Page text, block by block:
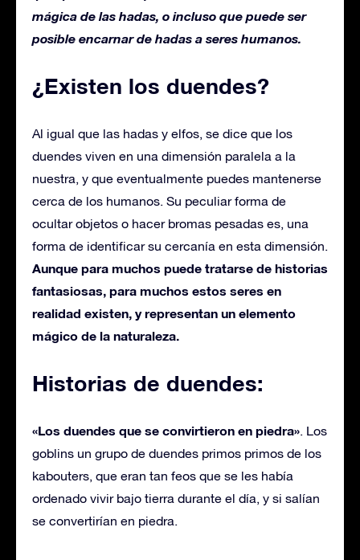
mágica de las hadas, o incluso que puede ser
posible encarnar de hadas a seres humanos.
¿Existen los duendes?
Al igual que las hadas y elfos, se dice que los
duendes viven en una dimensión paralela a la
nuestra, y que eventualmente puedes mantenerse
cerca de los humanos. Su peculiar forma de
ocultar objetos o hacer bromas pesadas es, una
forma de identificar su cercanía en esta dimensión.
Aunque para muchos puede tratarse de historias
fantasiosas, para muchos estos seres en
realidad existen, y representan un elemento
mágico de la naturaleza.
Historias de duendes:
«Los duendes que se convirtieron en piedra». Los
goblins un grupo de duendes primos primos de los
kabouters, que eran tan feos que se les había
ordenado vivir bajo tierra durante el día, y si salían
se convertirían en piedra.